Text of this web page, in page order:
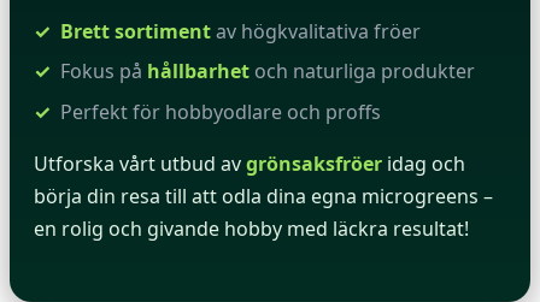
Brett sortimentav högkvalitativa fröer
Fokus på hållbarhet och naturliga produkter
Perfekt för hobbyodlare och proffs
Utforska vårt utbud avgrönsaksfröer idag och
börja din resa till att odla dina egna microgreens –
en rolig och givande hobby med läckra resultat!